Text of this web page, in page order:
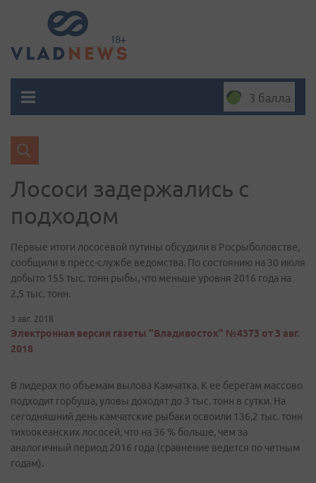
3 балла
Лососи задержались с
подходом
Первые итоги лососевой путины обсудили в Росрыболовстве,
сообщили в пресс-службе ведомства. По состоянию на 30 июля
добыто 155 тыс. тонн рыбы, что меньше уровня 2016 года на
2,5 тыс. тонн.
3 авг. 2018
Электронная версия газеты "Владивосток" №4373 от 3 авг.
2018
В лидерах по объемам вылова Камчатка. К ее берегам массово
подходит горбуша, уловы доходят до 3 тыс. тонн в сутки. На
сегодняшний день камчатские рыбаки освоили 136,2 тыс. тонн
тихоокеанских лососей, что на 36 % больше, чем за
аналогичный период 2016 года (сравнение ведется по четным
годам).